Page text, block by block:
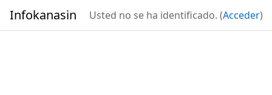
Infokanasin Usted no se ha identificado. (Acceder)